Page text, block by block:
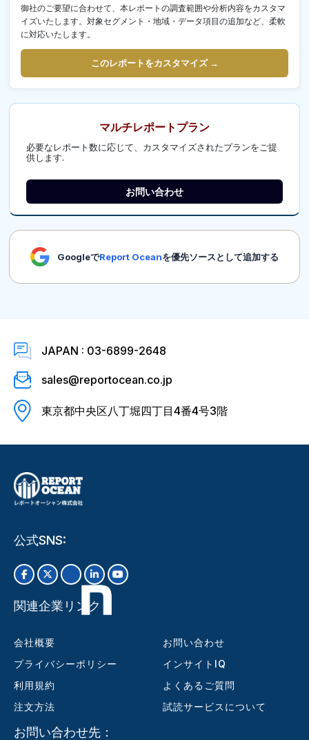
御社のご要望に合わせて、本レポートの調査範囲や分析内容をカスタマ
イズいたします。対象セグメント・地域・データ項目の追加など、柔軟
に対応いたします。
このレポートをカスタマイズ →
マルチレポートプラン
必要なレポート数に応じて、カスタマイズされたプランをご提
供します.
お問い合わせ
GoogleでReport Oceanを優先ソースとして追加する
JAPAN : 03-6899-2648
sales@reportocean.co.jp
東京都中央区八丁堀四丁目4番4号3階
公式SNS:
関連企業リンク
会社概要
プライバシーポリシー
利用規約
注文方法
お問い合わせ
インサイトIQ
よくあるご質問
試読サービスについて
お問い合わせ先：